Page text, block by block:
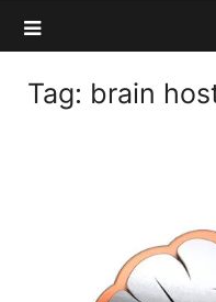
Tag: brain